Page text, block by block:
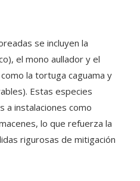
se incluyen la
el mono aullador y el
la tortuga caguama y
Estas especies
a instalaciones como
lo que refuerza la
rigurosas de mitigación